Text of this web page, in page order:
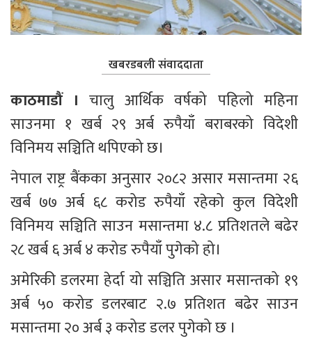
खबरडबली संवाददाता
काठमाडौं । चालु आर्थिक वर्षको पहिलो महिना
साउनमा १ खर्ब २९ अर्ब रुपैयाँ बराबरको विदेशी
विनिमय सञ्चिति थपिएको छ।
नेपाल राष्ट्र बैंकका अनुसार २०८२ असार मसान्तमा २६
खर्ब ७७ अर्ब ६८ करोड रुपैयाँ रहेको कुल विदेशी
विनिमय सञ्चिति साउन मसान्तमा ४.८ प्रतिशतले बढेर
२८ खर्ब ६ अर्ब ४ करोड रुपैयाँ पुगेको हो।
अमेरिकी डलरमा हेर्दा यो सञ्चिति असार मसान्तको १९
अर्ब ५० करोड डलरबाट २.७ प्रतिशत बढेर साउन
मसान्तमा २० अर्ब ३ करोड डलर पुगेको छ ।